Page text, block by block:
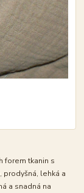
forem tkanin s
prodyšná, lehká a
a snadná na